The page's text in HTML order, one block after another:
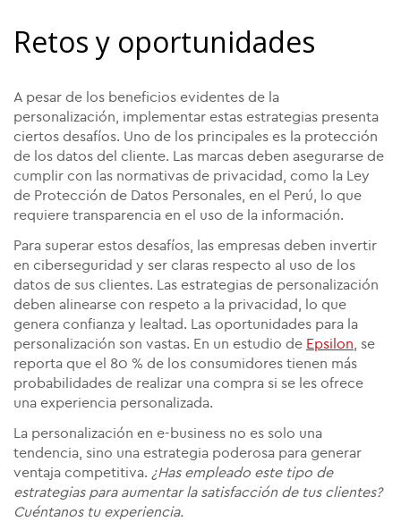
Retos y oportunidades
A pesar de los beneficios evidentes de la
personalización, implementar estas estrategias presenta
ciertos desafíos. Uno de los principales es la protección
de los datos del cliente. Las marcas deben asegurarse de
cumplir con las normativas de privacidad, como la Ley
de Protección de Datos Personales, en el Perú, lo que
requiere transparencia en el uso de la información.
Para superar estos desafíos, las empresas deben invertir
en ciberseguridad y ser claras respecto al uso de los
datos de sus clientes. Las estrategias de personalización
deben alinearse con respeto a la privacidad, lo que
genera confianza y lealtad. Las oportunidades para la
personalización son vastas. En un estudio de Epsilon, se
reporta que el 80 % de los consumidores tienen más
probabilidades de realizar una compra si se les ofrece
una experiencia personalizada.
La personalización en e-business no es solo una
tendencia, sino una estrategia poderosa para generar
ventaja competitiva. ¿Has empleado este tipo de
estrategias para aumentar la satisfacción de tus clientes?
Cuéntanos tu experiencia.